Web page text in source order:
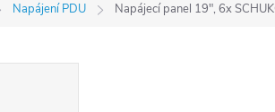
Napájení PDU Napájecí panel 19", 6x